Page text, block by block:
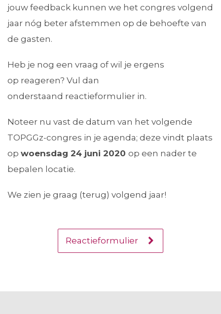
jouw feedback kunnen we het congres volgend
jaar nóg beter afstemmen op de behoefte van
de gasten.
Heb je nog een vraag of wil je ergens
op reageren? Vul dan
onderstaand reactieformulier in.
Noteer nu vast de datum van het volgende
TOPGGz-congres in je agenda; deze vindt plaats
op woensdag 24 juni 2020 op een nader te
bepalen locatie.
We zien je graag (terug) volgend jaar!
Reactieformulier